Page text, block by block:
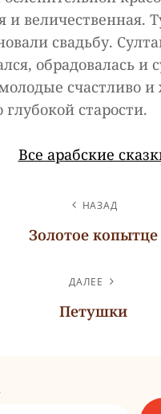
и величественная.
свадьбу.
обрадовалась и
счастливо и
глубокой старости.
Все арабские
НАЗАД
Золотое копытце
ДАЛЕЕ
Петушки